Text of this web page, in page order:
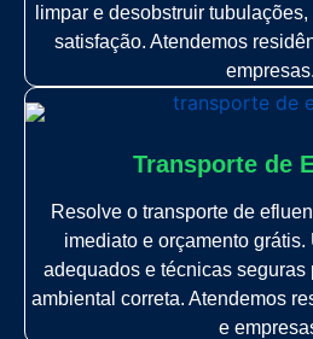
limpar e desobstruir
satisfação. Atendemos
empresas.
Transporte de
Resolve o transporte de
imediato e orçamento
adequados e técnicas seguras
ambiental correta. Atendemos
e